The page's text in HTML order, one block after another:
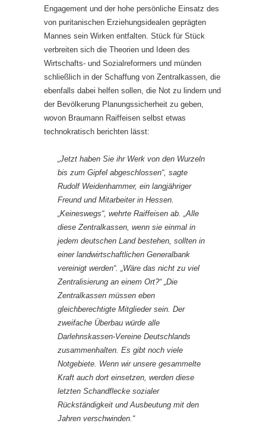
Engagement und der hohe persönliche Einsatz des
von puritanischen Erziehungsidealen geprägten
Mannes sein Wirken entfalten. Stück für Stück
verbreiten sich die Theorien und Ideen des
Wirtschafts- und Sozialreformers und münden
schließlich in der Schaffung von Zentralkassen, die
ebenfalls dabei helfen sollen, die Not zu lindern und
der Bevölkerung Planungssicherheit zu geben,
wovon Braumann Raiffeisen selbst etwas
technokratisch berichten lässt:
„Jetzt haben Sie ihr Werk von den Wurzeln
bis zum Gipfel abgeschlossen“, sagte
Rudolf Weidenhammer, ein langjähriger
Freund und Mitarbeiter in Hessen.
„Keineswegs“, wehrte Raiffeisen ab. „Alle
diese Zentralkassen, wenn sie einmal in
jedem deutschen Land bestehen, sollten in
einer landwirtschaftlichen Generalbank
vereinigt werden“. „Wäre das nicht zu viel
Zentralisierung an einem Ort?“ „Die
Zentralkassen müssen eben
gleichberechtigte Mitglieder sein. Der
zweifache Überbau würde alle
Darlehnskassen-Vereine Deutschlands
zusammenhalten. Es gibt noch viele
Notgebiete. Wenn wir unsere gesammelte
Kraft auch dort einsetzen, werden diese
letzten Schandflecke sozialer
Rückständigkeit und Ausbeutung mit den
Jahren verschwinden.“